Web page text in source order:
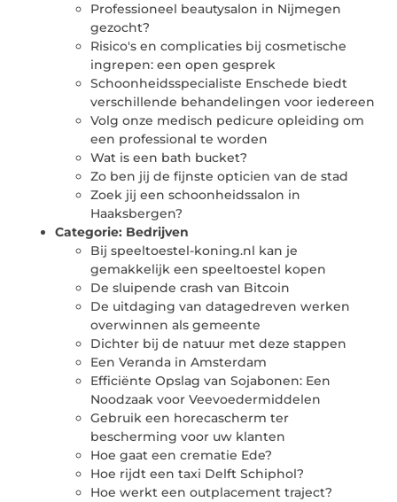
Professioneel beautysalon in Nijmegen
gezocht?
Risico's en complicaties bij cosmetische
ingrepen: een open gesprek
Schoonheidsspecialiste Enschede biedt
verschillende behandelingen voor iedereen
Volg onze medisch pedicure opleiding om
een professional te worden
Wat is een bath bucket?
Zo ben jij de fijnste opticien van de stad
Zoek jij een schoonheidssalon in
Haaksbergen?
Categorie: Bedrijven
Bij speeltoestel-koning.nl kan je
gemakkelijk een speeltoestel kopen
De sluipende crash van Bitcoin
De uitdaging van datagedreven werken
overwinnen als gemeente
Dichter bij de natuur met deze stappen
Een Veranda in Amsterdam
Efficiënte Opslag van Sojabonen: Een
Noodzaak voor Veevoedermiddelen
Gebruik een horecascherm ter
bescherming voor uw klanten
Hoe gaat een crematie Ede?
Hoe rijdt een taxi Delft Schiphol?
Hoe werkt een outplacement traject?